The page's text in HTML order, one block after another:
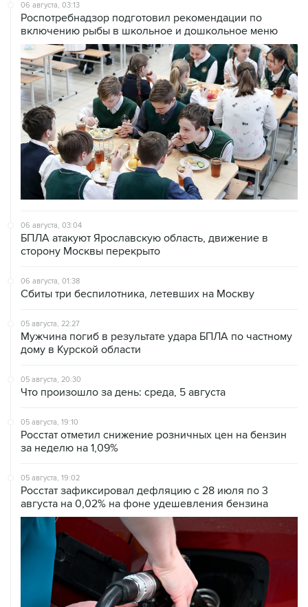
06 августа, 03:13
Роспотребнадзор подготовил рекомендации по
включению рыбы в школьное и дошкольное меню
06 августа, 03:04
БПЛА атакуют Ярославскую область, движение в
сторону Москвы перекрыто
06 августа, 01:38
Сбиты три беспилотника, летевших на Москву
05 августа, 22:27
Мужчина погиб в результате удара БПЛА по частному
дому в Курской области
05 августа, 20:30
Что произошло за день: среда, 5 августа
05 августа, 19:10
Росстат отметил снижение розничных цен на бензин
за неделю на 1,09%
05 августа, 19:02
Росстат зафиксировал дефляцию с 28 июля по 3
августа на 0,02% на фоне удешевления бензина